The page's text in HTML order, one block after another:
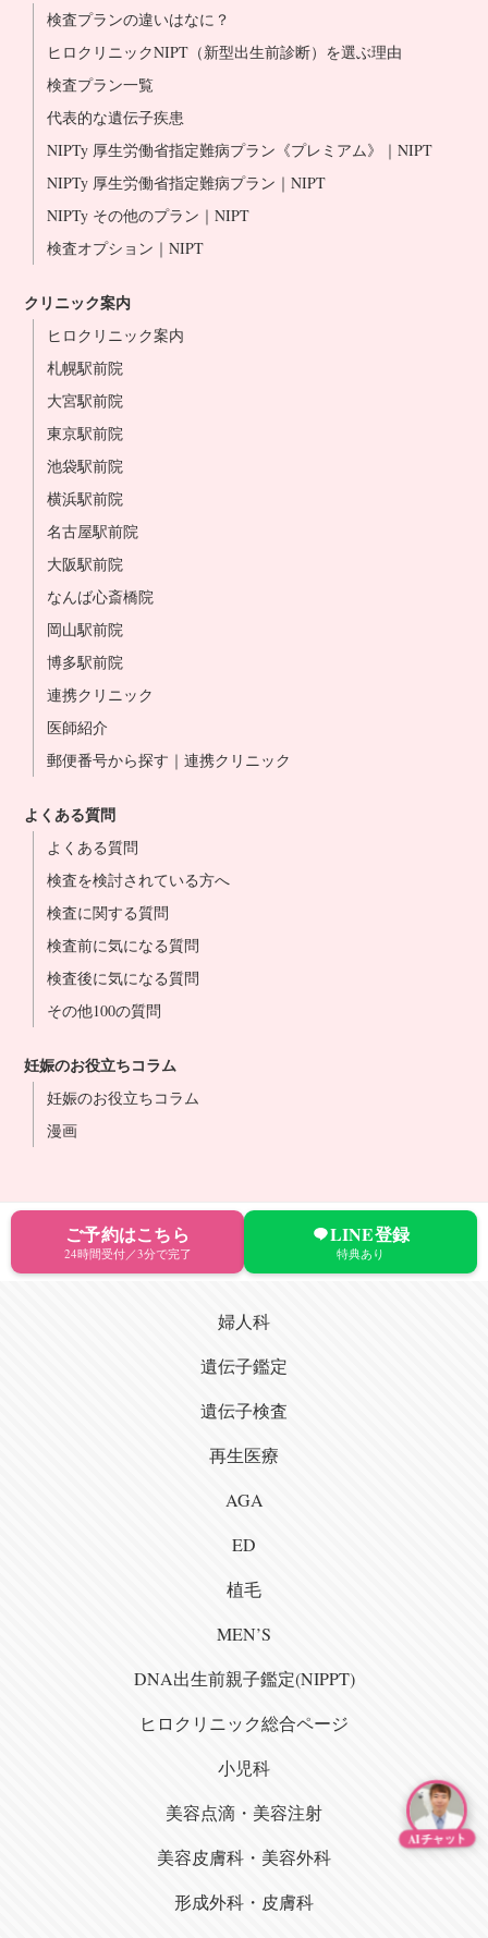
検査プランの違いはなに？
ヒロクリニックNIPT（新型出生前診断）を選ぶ理由
検査プラン一覧
代表的な遺伝子疾患
NIPTy 厚生労働省指定難病プラン《プレミアム》｜NIPT
NIPTy 厚生労働省指定難病プラン｜NIPT
NIPTy その他のプラン｜NIPT
検査オプション｜NIPT
クリニック案内
ヒロクリニック案内
札幌駅前院
大宮駅前院
東京駅前院
池袋駅前院
横浜駅前院
名古屋駅前院
大阪駅前院
なんば心斎橋院
岡山駅前院
博多駅前院
連携クリニック
医師紹介
郵便番号から探す｜連携クリニック
よくある質問
よくある質問
検査を検討されている方へ
検査に関する質問
検査前に気になる質問
検査後に気になる質問
その他100の質問
妊娠のお役立ちコラム
妊娠のお役立ちコラム
漫画
ご予約はこちら
24時間受付／3分で完了
LINE登録
特典あり
婦人科
遺伝子鑑定
遺伝子検査
再生医療
AGA
ED
植毛
MEN’S
DNA出生前親子鑑定(NIPPT)
ヒロクリニック総合ページ
小児科
美容点滴・美容注射
美容皮膚科・美容外科
形成外科・皮膚科
AIチャット